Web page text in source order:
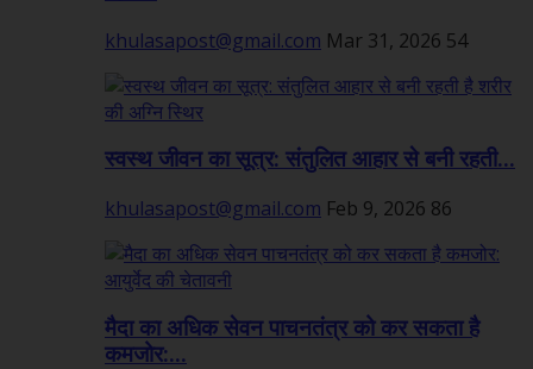
khulasapost@gmail.com Mar 31, 2026 54
स्वस्थ जीवन का सूत्र: संतुलित आहार से बनी रहती...
khulasapost@gmail.com Feb 9, 2026 86
मैदा का अधिक सेवन पाचनतंत्र को कर सकता है
कमजोर:...